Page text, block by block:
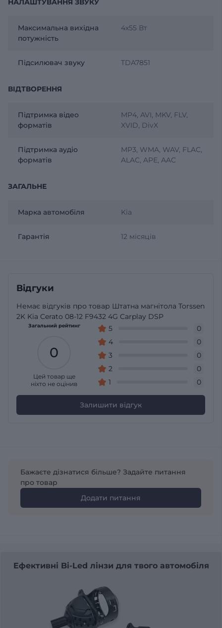
Максимальна вихідна
потужність
4х55 Вт
Підсилювач звуку TDA7851
ВІДТВОРЕННЯ
Підтримка відео
форматів
MP4, AVI, MKV, FLV,
XVID, DivX
Підтримка аудіо
форматів
MP3, WMA, WAV, FLAC,
ALAC, APE, AAC
ЗАГАЛЬНЕ
Марка автомобіля Kia
Гарантія 12 місяців
Відгуки
Немає відгуків про товар Штатна магнітола Torssen
2K Kia Cerato 08-12 F9432 4G Carplay DSP
Загальний рейтинг
0
Цей товар ще
ніхто не оцінив
5
0
4
0
3
0
2
0
1
0
Залишити відгук
Бажаєте дізнатися більше? Задайте питання
про товар
Додати питання
Ефективні Bi-Led лінзи для твого автомобіля